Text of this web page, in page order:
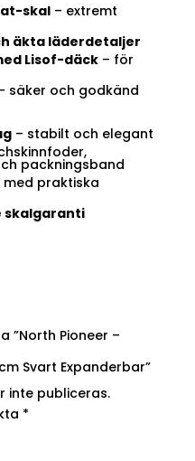
skal– extremt
äkta läderdetaljer
Lisof-däck– för
säker och godkänd
– stabilt och elegant
packningsband
med praktiska
skalgaranti
”North Pioneer –
Svart Expanderbar”
inte publiceras.
*